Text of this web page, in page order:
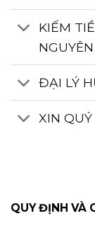
KIẾM
ĐẠI LÝ
XIN
QUY ĐỊNH VÀ